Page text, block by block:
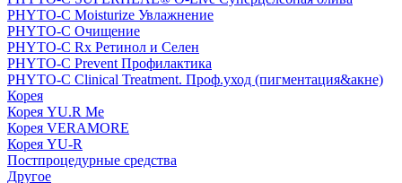
PHYTO-C Moisturize Увлажнение
PHYTO-C Очищение
PHYTO-C Rx Ретинол и Селен
PHYTO-C Prevent Профилактика
PHYTO-C Clinical Treatment. Проф.уход (пигментация&акне)
Корея
Корея YU.R Me
Корея VERAMORE
Корея YU-R
Постпроцедурные средства
Другое